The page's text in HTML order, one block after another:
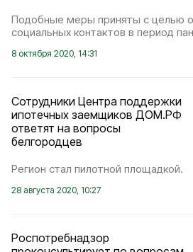
Подобные меры приняты с целью
социальных контактов в период
8 октября 2020, 14:31
Сотрудники Центра поддержки
ипотечных заемщиков ДОМ.РФ
ответят на вопросы
белгородцев
Регион стал пилотной площадкой.
28 августа 2020, 10:27
Роспотребнадзор